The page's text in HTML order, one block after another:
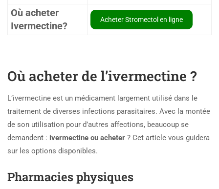
Où acheter
Ivermectine?
Acheter Stromectol en ligne
Où acheter de l’ivermectine ?
L’ivermectine est un médicament largement utilisé dans le
traitement de diverses infections parasitaires. Avec la montée
de son utilisation pour d’autres affections, beaucoup se
demandent : ivermectine ou acheter ? Cet article vous guidera
sur les options disponibles.
Pharmacies physiques